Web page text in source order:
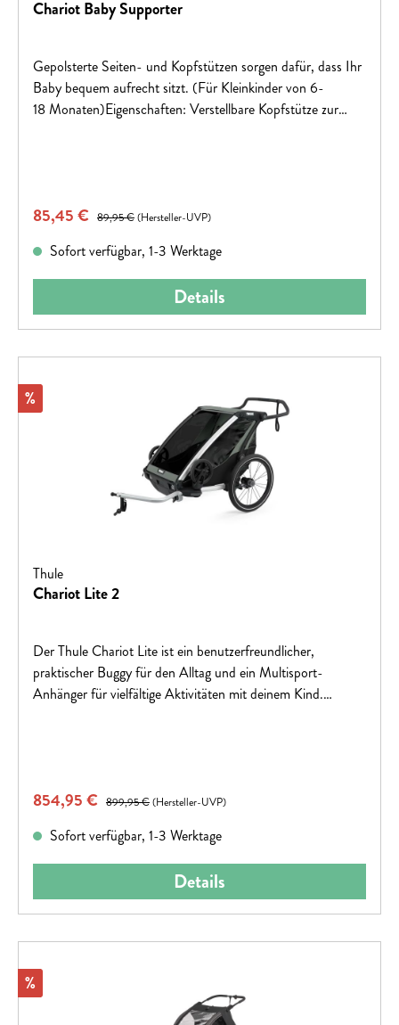
Chariot Baby Supporter
Gepolsterte Seiten- und Kopfstützen sorgen dafür, dass Ihr
Baby bequem aufrecht sitzt. (Für Kleinkinder von 6-
18 Monaten)Eigenschaften: Verstellbare Kopfstütze zur
Verkaufspreis:
85,45 € Regulärer Preis:
89,95 €(Hersteller-UVP)
Sofort verfügbar, 1-3 Werktage
Details
Rabatt
%
Thule
Chariot Lite 2
Der Thule Chariot Lite ist ein benutzerfreundlicher,
praktischer Buggy für den Alltag und ein Multisport-
Anhänger für vielfältige Aktivitäten mit deinem Kind.
Regenhülle und Sonnenverdeck enthalten
Verkaufspreis:
854,95 € Regulärer Preis:
899,95 €(Hersteller-UVP)
Sofort verfügbar, 1-3 Werktage
Details
Rabatt
%